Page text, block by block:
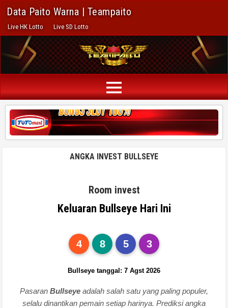
Data Paito Warna | Teampaito
Live HK Lotto Live SD Lotto
ANGKA INVEST BULLSEYE
Room invest
Keluaran Bullseye Hari Ini
4 8 5 3
Bullseye tanggal: 7 Agst 2026
Pasaran Bullseye adalah salah satu yang paling populer,
selalu dinantikan pemain setiap harinya. Prediksi angka